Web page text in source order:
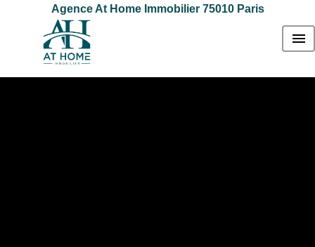
Agence At Home Immobilier 75010 Paris